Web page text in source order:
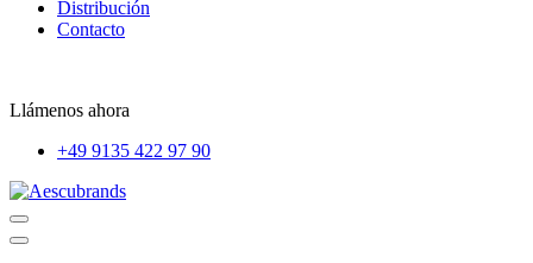
Distribución
Contacto
Llámenos ahora
+49 9135 422 97 90